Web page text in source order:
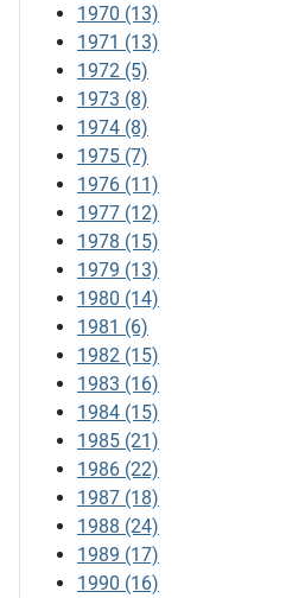
1970 (13)
1971 (13)
1972 (5)
1973 (8)
1974 (8)
1975 (7)
1976 (11)
1977 (12)
1978 (15)
1979 (13)
1980 (14)
1981 (6)
1982 (15)
1983 (16)
1984 (15)
1985 (21)
1986 (22)
1987 (18)
1988 (24)
1989 (17)
1990 (16)